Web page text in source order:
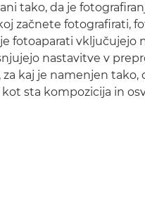
tako, da je
začnete fotografirati,
fotoaparati
nastavitve v
kaj je namenjen
sta kompozicija in